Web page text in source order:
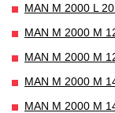
MAN M 2000 L
MAN M 2000 M
MAN M 2000 M
MAN M 2000 M
MAN M 2000 M